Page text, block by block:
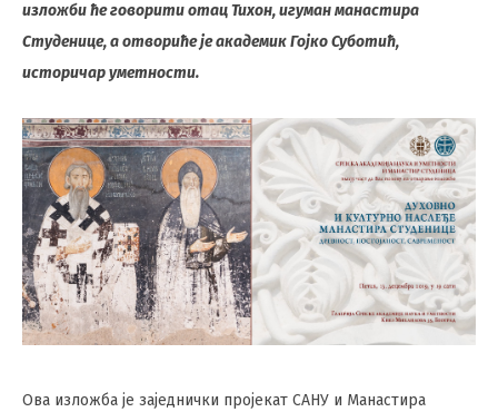
изложби ће говорити отац Тихон, игуман манастира
Студенице, а отвориће је академик Гојко Суботић,
историчар уметности.
Ова изложба је заједнички пројекат САНУ и Манастира